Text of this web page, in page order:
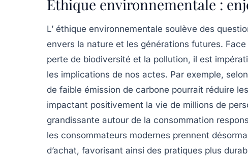
Éthique environnementale :
L’ éthique environnementale soulève des
envers la nature et les générations futures.
perte de biodiversité et la pollution, il est
les implications de nos actes. Par exemple,
de faible émission de carbone pourrait réduire
impactant positivement la vie de millions de
grandissante autour de la consommation
les consommateurs modernes prennent
d’achat, favorisant ainsi des pratiques plus